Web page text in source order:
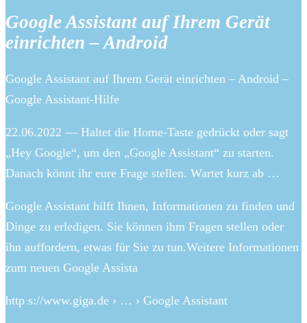
Google Assistant auf Ihrem Gerät
einrichten – Android
Google Assistant auf Ihrem Gerät einrichten – Android –
Google Assistant-Hilfe
22.06.2022 — Haltet die Home-Taste gedrückt oder sagt
„Hey Google“, um den „Google Assistant“ zu starten.
Danach könnt ihr eure Frage stellen. Wartet kurz ab …
Google Assistant hilft Ihnen, Informationen zu finden und
Dinge zu erledigen. Sie können ihm Fragen stellen oder
ihn auffordern, etwas für Sie zu tun.Weitere Informationen
zum neuen Google Assista
http s://www.giga.de › … › Google Assistant